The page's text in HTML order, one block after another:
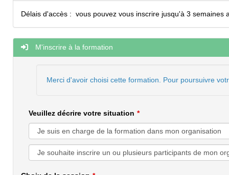
Délais d'accès : vous pouvez vous inscrire jusqu'à 3
M'inscrire à la formation
Merci d'avoir choisi cette formation. Pour poursuivre
Veuillez décrire votre situation